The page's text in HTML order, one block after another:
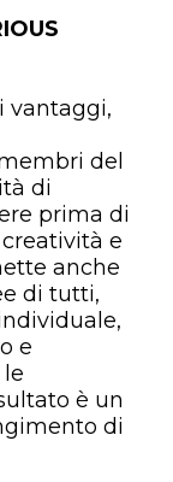
vantaggi,
del
di
prima di
e
anche
di tutti,
e
è un
di